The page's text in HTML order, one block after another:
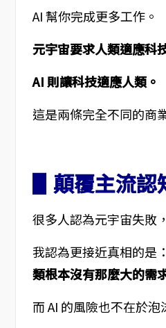
AI 幫你完成更多工作。
元宇宙要求人類適應科
AI 則讓科技適應人類。
這是兩條完全不同的商
▋顛覆主流認
很多人認為元宇宙失敗
我認為更接近真相的是：
類根本沒有那麼大的需
而 AI 的風險也不在於泡